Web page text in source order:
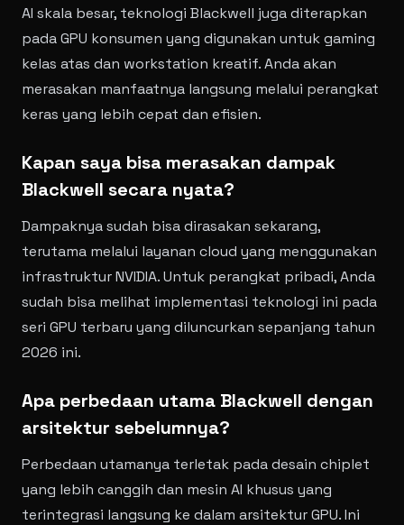
AI skala besar, teknologi Blackwell juga diterapkan
pada GPU konsumen yang digunakan untuk gaming
kelas atas dan workstation kreatif. Anda akan
merasakan manfaatnya langsung melalui perangkat
keras yang lebih cepat dan efisien.
Kapan saya bisa merasakan dampak
Blackwell secara nyata?
Dampaknya sudah bisa dirasakan sekarang,
terutama melalui layanan cloud yang menggunakan
infrastruktur NVIDIA. Untuk perangkat pribadi, Anda
sudah bisa melihat implementasi teknologi ini pada
seri GPU terbaru yang diluncurkan sepanjang tahun
2026 ini.
Apa perbedaan utama Blackwell dengan
arsitektur sebelumnya?
Perbedaan utamanya terletak pada desain chiplet
yang lebih canggih dan mesin AI khusus yang
terintegrasi langsung ke dalam arsitektur GPU. Ini